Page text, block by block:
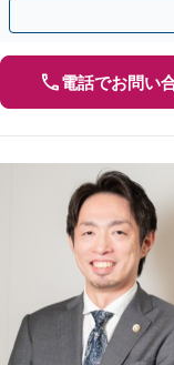
電話でお問い